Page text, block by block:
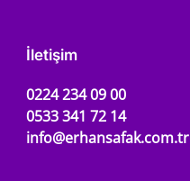
İletişim
0224 234 09 00
0533 341 72 14
info@erhansafak.com.tr